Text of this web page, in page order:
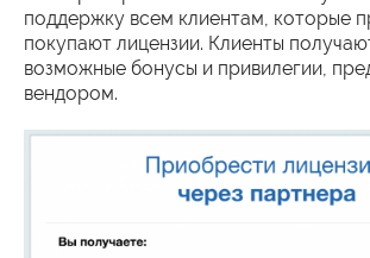
поддержку всем клиентам, которые
покупают лицензии. Клиенты
возможные бонусы и привилегии,
вендором.